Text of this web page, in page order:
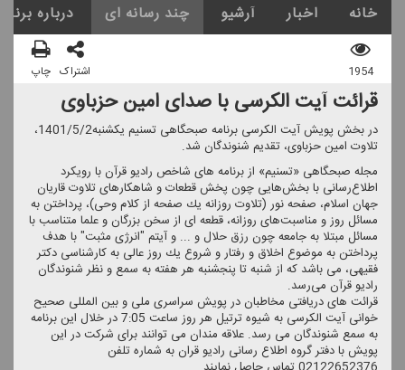
خانه اخبار آرشیو چند رسانه ای درباره
1954 اشتراک چاپ
قرائت آیت الكرسی با صدای امین حزباوی
در بخش پویش آیت الكرسی برنامه صبحگاهی تسنیم یكشنبه1401/5/2،
تلاوت امین حزباوی، تقدیم شنوندگان شد.
مجله صبحگاهی «تسنیم» از برنامه های شاخص رادیو قرآن با رویكرد
اطلاع‌رسانی با بخش‌هایی چون پخش قطعات و شاهكارهای تلاوت قاریان
جهان اسلام، صفحه نور (تلاوت روزانه یك صفحه از كلام وحی)، پرداختن به
مسائل روز و مناسبت‌های روزانه، قطعه ای از سخن بزرگان و علما متناسب با
مسائل مبتلا به جامعه چون رزق حلال و ... و آیتم "انرژی مثبت" با هدف
پرداختن به موضوع اخلاق و رفتار و شروع یك روز عالی به كارشناسی دكتر
فقیهی، می باشد كه از شنبه تا پنجشنبه هر هفته به سمع و نظر شنوندگان
رادیو قرآن می‌رسد.
قرائت های دریافتی مخاطبان در پویش سراسری ملی و بین المللی صحیح
خوانی آیت الكرسی به شیوه ترتیل هر روز ساعت 7:05 در خلال این برنامه
به سمع شنوندگان می رسد. علاقه مندان می توانند برای شركت در این
پویش با دفتر گروه اطلاع رسانی رادیو قران به شماره تلفن